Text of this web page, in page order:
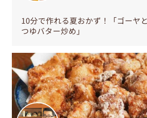
10分で作れる夏おかず！「ゴーヤ
つゆバター炒め」